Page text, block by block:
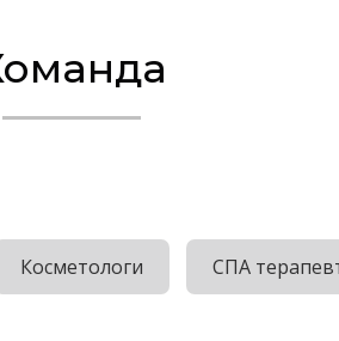
Косметологи СПА